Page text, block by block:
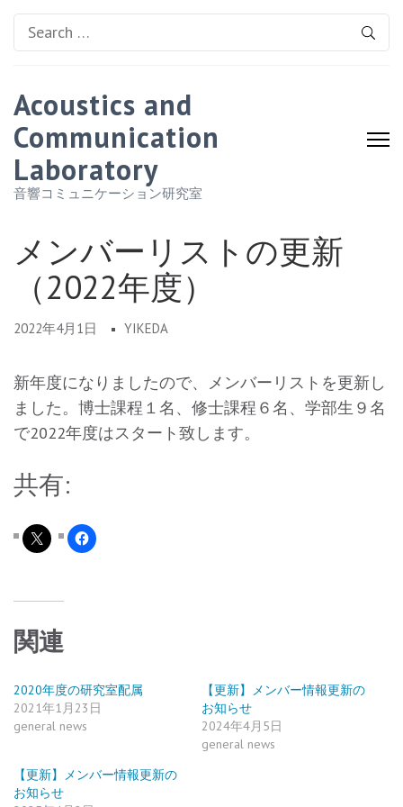
Search
for:
Acoustics and
Communication
Laboratory
音響コミュニケーション研究室
メンバーリストの更新
（2022年度）
2022年4月1日 YIKEDA
新年度になりましたので、メンバーリストを更新し
ました。博士課程１名、修士課程６名、学部生９名
で2022年度はスタート致します。
共有:
関連
2020年度の研究室配属
2021年1月23日
general news
【更新】メンバー情報更新の
お知らせ
2024年4月5日
general news
【更新】メンバー情報更新の
お知らせ